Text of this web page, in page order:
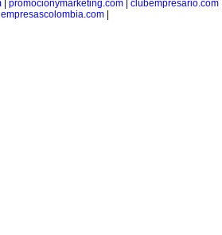
promocionymarketing.com clubempresario.com
empresascolombia.com